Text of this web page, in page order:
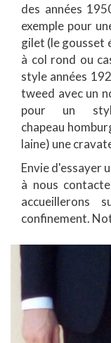
des années
exemple pour
gilet (le gousset
à col rond ou
style années
tweed avec un
pour un
chapeau
laine) une
Envie d'essayer
à nous
accueillerons
confinement.